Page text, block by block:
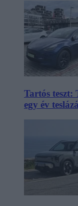
Tartós teszt:
egy év